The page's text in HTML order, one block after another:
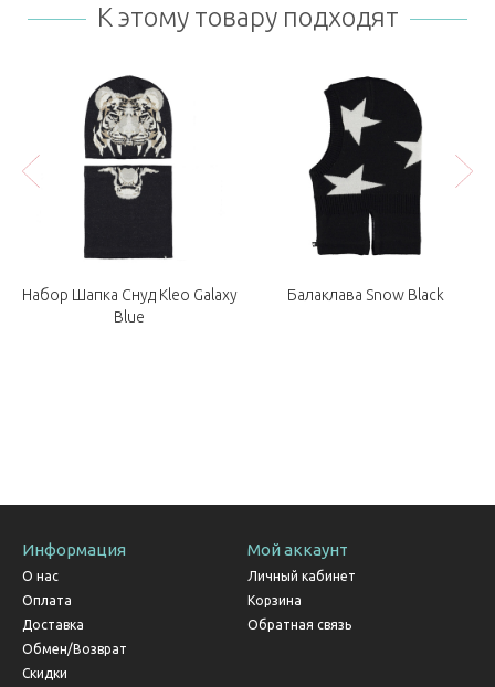
К этому товару подходят
Набор Шапка Снуд Kleo Galaxy
Blue
Балаклава Snow Black
Информация
О нас
Оплата
Доставка
Обмен/Возврат
Скидки
Мой аккаунт
Личный кабинет
Корзина
Обратная связь